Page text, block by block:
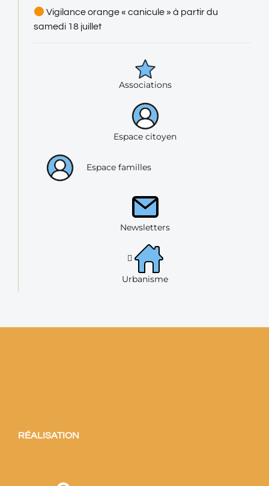
Vigilance orange « canicule » à partir du
samedi 18 juillet
Associations
Espace citoyen
Espace familles
Newsletters
Urbanisme
RÉALISATION